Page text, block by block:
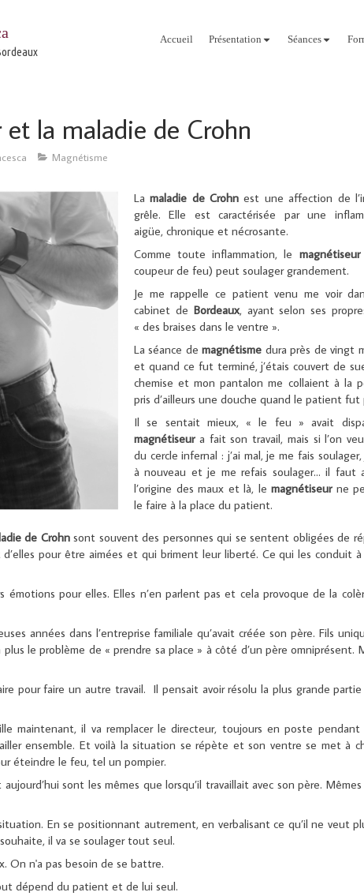
Accueil Présentation Séances
la maladie de Crohn
Magnétisme
Lamaladie de Crohn est une affection de
grêle. Elle est caractérisée par une
aigüe, chronique et nécrosante.
Comme toute inflammation, le magnétiseur
coupeur de feu) peut soulager grandement.
Je me rappelle ce patient venu me voir
cabinet de Bordeaux, ayant selon ses
« des braises dans le ventre ».
La séance demagnétisme dura près de vingt
et quand ce fut terminé, j’étais couvert de
chemise et mon pantalon me collaient à la
pris d’ailleurs une douche quand le patient fut
Il se sentait mieux, « le feu » avait
magnétiseura fait son travail, mais si l’on
du cercle infernal : j’ai mal, je me fais soulager,
à nouveau et je me refais soulager... il faut
l’origine des maux et là, lemagnétiseurne
le faire à la place du patient.
de Crohnsont souvent des personnes qui se sentent obligées de
pour être aimées et qui briment leur liberté. Ce qui les conduit à
pour elles. Elles n’en parlent pas et cela provoque de la
années dans l’entreprise familiale qu’avait créée son père. Fils
le problème de « prendre sa place » à côté d’un père omniprésent.
pour faire un autre travail. Il pensait avoir résolu la plus grande partie
maintenant, il va remplacer le directeur, toujours en poste pendant
ensemble. Et voilà la situation se répète et son ventre se met à
éteindre le feu, tel un pompier.
sont les mêmes que lorsqu’il travaillait avec son père.
En se positionnant autrement, en verbalisant ce qu’il ne veut
il va se soulager tout seul.
On n'a pas besoin de se battre.
dépend du patient et de lui seul.